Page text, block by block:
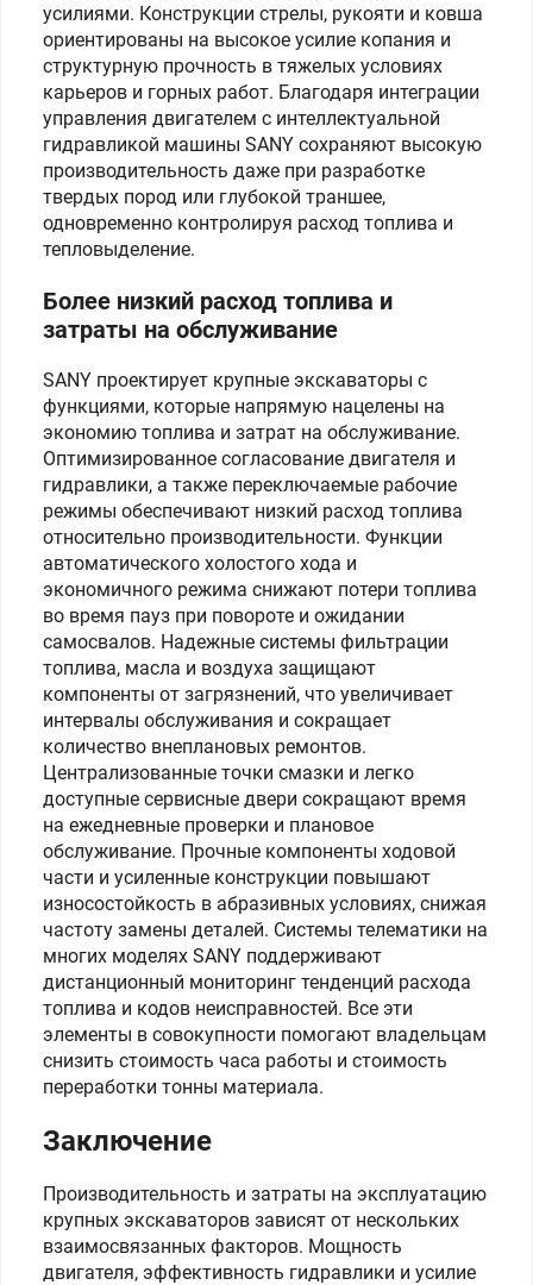
усилиями. Конструкции стрелы, рукояти и ковша
ориентированы на высокое усилие копания и
структурную прочность в тяжелых условиях
карьеров и горных работ. Благодаря интеграции
управления двигателем с интеллектуальной
гидравликой машины SANY сохраняют высокую
производительность даже при разработке
твердых пород или глубокой траншее,
одновременно контролируя расход топлива и
тепловыделение.
Более низкий расход топлива и
затраты на обслуживание
SANY проектирует крупные экскаваторы с
функциями, которые напрямую нацелены на
экономию топлива и затрат на обслуживание.
Оптимизированное согласование двигателя и
гидравлики, а также переключаемые рабочие
режимы обеспечивают низкий расход топлива
относительно производительности. Функции
автоматического холостого хода и
экономичного режима снижают потери топлива
во время пауз при повороте и ожидании
самосвалов. Надежные системы фильтрации
топлива, масла и воздуха защищают
компоненты от загрязнений, что увеличивает
интервалы обслуживания и сокращает
количество внеплановых ремонтов.
Централизованные точки смазки и легко
доступные сервисные двери сокращают время
на ежедневные проверки и плановое
обслуживание. Прочные компоненты ходовой
части и усиленные конструкции повышают
износостойкость в абразивных условиях, снижая
частоту замены деталей. Системы телематики на
многих моделях SANY поддерживают
дистанционный мониторинг тенденций расхода
топлива и кодов неисправностей. Все эти
элементы в совокупности помогают владельцам
снизить стоимость часа работы и стоимость
переработки тонны материала.
Заключение
Производительность и затраты на эксплуатацию
крупных экскаваторов зависят от нескольких
взаимосвязанных факторов. Мощность
двигателя, эффективность гидравлики и усилие